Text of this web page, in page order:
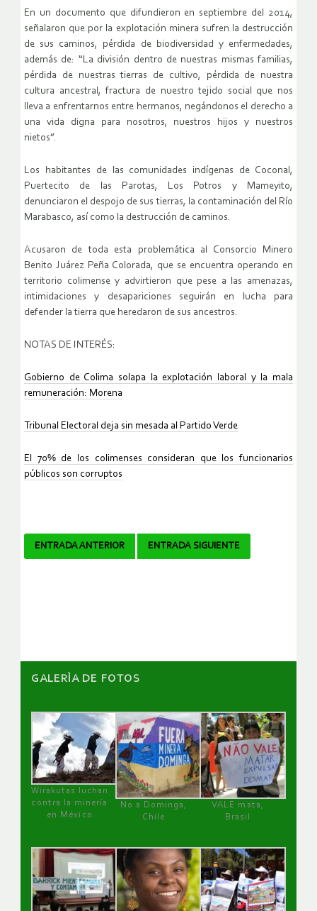
En un documento que difundieron en septiembre del 2014,
señalaron que por la explotación minera sufren la destrucción
de sus caminos, pérdida de biodiversidad y enfermedades,
además de: “La división dentro de nuestras mismas familias,
pérdida de nuestras tierras de cultivo, pérdida de nuestra
cultura ancestral, fractura de nuestro tejido social que nos
lleva a enfrentarnos entre hermanos, negándonos el derecho a
una vida digna para nosotros, nuestros hijos y nuestros
nietos”.
Los habitantes de las comunidades indígenas de Coconal,
Puertecito de las Parotas, Los Potros y Mameyito,
denunciaron el despojo de sus tierras, la contaminación del Río
Marabasco, así como la destrucción de caminos.
Acusaron de toda esta problemática al Consorcio Minero
Benito Juárez Peña Colorada, que se encuentra operando en
territorio colimense y advirtieron que pese a las amenazas,
intimidaciones y desapariciones seguirán en lucha para
defender la tierra que heredaron de sus ancestros.
NOTAS DE INTERÉS:
Gobierno de Colima solapa la explotación laboral y la mala
remuneración: Morena
Tribunal Electoral deja sin mesada al Partido Verde
El 70% de los colimenses consideran que los funcionarios
públicos son corruptos
Navegador
ENTRADA ANTERIOR ENTRADA SIGUIENTE
GALERÌA DE FOTOS
Wirakutas luchan
contra la minería
en México
No a Dominga,
Chile
VALE mata,
Brasil